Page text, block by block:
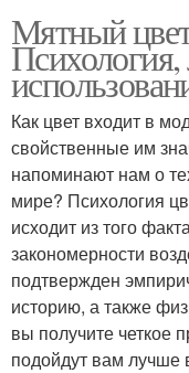
Мятный
Как цвет входит в
свойственные им
напоминают нам о
мире? Психология
исходит из того
закономерности
подтвержден
историю, а также
вы получите четкое
подойдут вам лучше